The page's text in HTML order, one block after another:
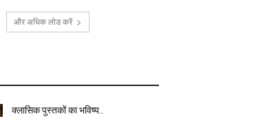
और अधिक लोड करें
क्लासिक पुस्तकों का भविष्य..